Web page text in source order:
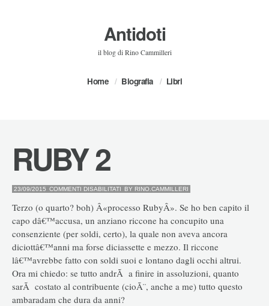
Antidoti
il blog di Rino Cammilleri
Home Biografia Libri
RUBY 2
23/09/2015 COMMENTI DISABILITATI SU
BY RINO.CAMMILLERI
Terzo (o quarto? boh) Â«processo RubyÂ». Se ho ben capito il
capo dâ€™accusa, un anziano riccone ha concupito una
consenziente (per soldi, certo), la quale non aveva ancora
diciottâ€™anni ma forse diciassette e mezzo. Il riccone
lâ€™avrebbe fatto con soldi suoi e lontano dagli occhi altrui.
Ora mi chiedo: se tutto andrÃ a finire in assoluzioni, quanto
sarÃ costato al contribuente (cioÃ¨, anche a me) tutto questo
ambaradam che dura da anni?